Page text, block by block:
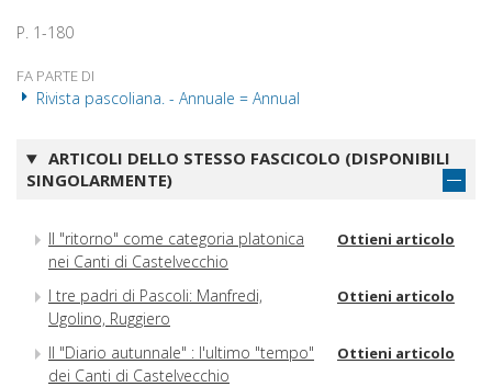
P. 1-180
FA PARTE DI
Rivista pascoliana. - Annuale = Annual
ARTICOLI DELLO STESSO FASCICOLO (DISPONIBILI
SINGOLARMENTE)
Il "ritorno" come categoria platonica
nei Canti di Castelvecchio
Ottieni articolo
I tre padri di Pascoli: Manfredi,
Ugolino, Ruggiero
Ottieni articolo
Il "Diario autunnale" : l'ultimo "tempo"
dei Canti di Castelvecchio
Ottieni articolo